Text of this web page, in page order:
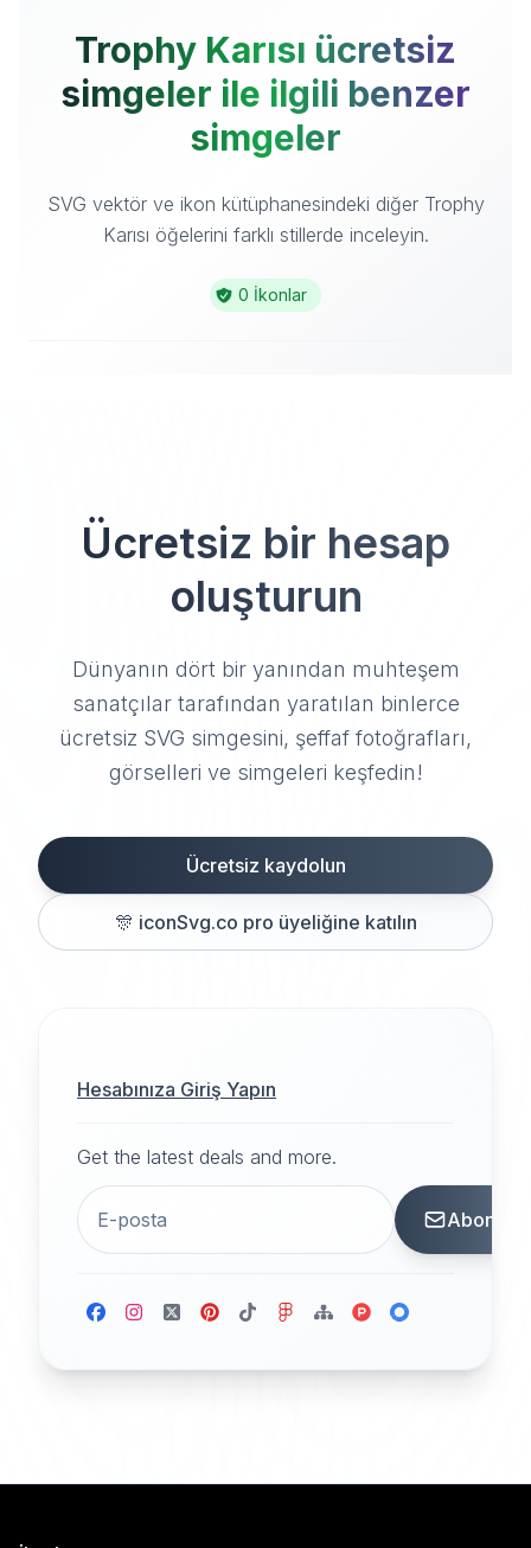
Trophy Karısı ücretsiz
simgeler ile ilgili benzer
simgeler
SVG vektör ve ikon kütüphanesindeki diğer Trophy
Karısı öğelerini farklı stillerde inceleyin.
0 İkonlar
Ücretsiz bir hesap
oluşturun
Dünyanın dört bir yanından muhteşem
sanatçılar tarafından yaratılan binlerce
ücretsiz SVG simgesini, şeffaf fotoğrafları,
görselleri ve simgeleri keşfedin!
Ücretsiz kaydolun
🎊 iconSvg.co pro üyeliğine katılın
Hesabınıza Giriş Yapın
Get the latest deals and more.
Abone